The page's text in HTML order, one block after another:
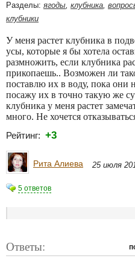
Разделы: ягоды, клубника,
клубники
У меня растет клубника в
усы, которые я бы хотела
размножить, если клубника
прикопаешь.. Возможен ли
поставлю их в воду, пока они
посажу их в точно такую же
клубника у меня растет
много. Не хочется
Рейтинг: +3
Рита Алиева 25 июля
5 ответов
Ответы: